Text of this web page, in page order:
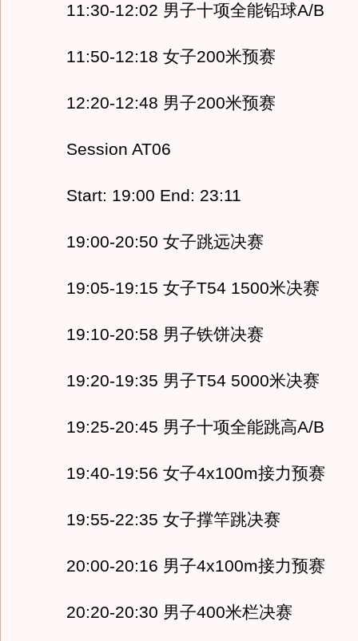
11:30-12:02 男子十项全能铅球A/B
11:50-12:18 女子200米预赛
12:20-12:48 男子200米预赛
Session AT06
Start: 19:00 End: 23:11
19:00-20:50 女子跳远决赛
19:05-19:15 女子T54 1500米决赛
19:10-20:58 男子铁饼决赛
19:20-19:35 男子T54 5000米决赛
19:25-20:45 男子十项全能跳高A/B
19:40-19:56 女子4x100m接力预赛
19:55-22:35 女子撑竿跳决赛
20:00-20:16 男子4x100m接力预赛
20:20-20:30 男子400米栏决赛